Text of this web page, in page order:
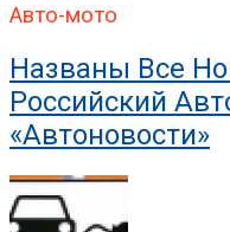
Авто-мото
Названы Все
Российский
«Автоновости»